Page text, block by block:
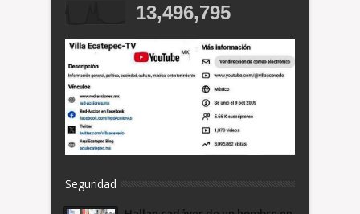
13,496,795
Seguridad